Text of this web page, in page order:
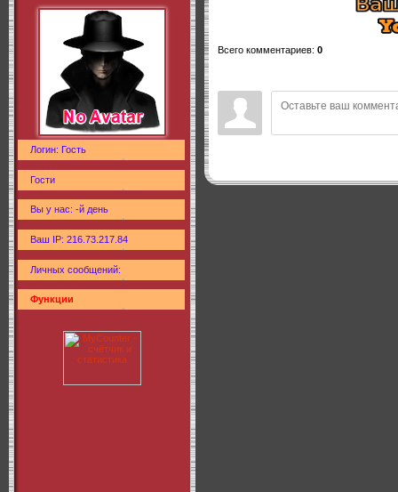
Логин: Гость
Гости
Вы у нас: -й день
Ваш IP: 216.73.217.84
Личных сообщений:
Функции
Всего комментариев: 0